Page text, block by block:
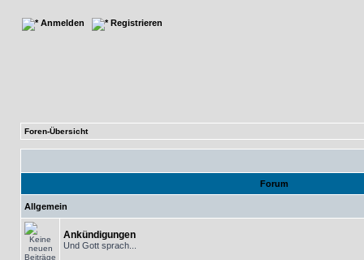
Anmelden Registrieren
Foren-Übersicht
Forum
Allgemein
Ankündigungen
Und Gott sprach...